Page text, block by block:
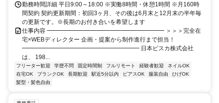
勤務時間詳細 平日9:00～18:00 ※実働8時間・休憩1時間 ※月160時
間契約 契約更新期間：初回3ヶ月、その後は6月末と12月末の半年毎
の更新です。※長期のお付き合いを希望します
仕事内容 ━━━━━━━━━━━━━━━━━━━━ ＞＞＞完全在
宅×WEBディレクター 企画・提案から制作進行まで担当！
━━━━━━━━━━━━━━━━━━━━ 日本ビスカ株式会社
は、 198...
フリーター歓迎 学歴不問 固定時間制 フルリモート 経験者歓迎
ネイルOK
在宅OK
ブランクOK 長期歓迎 駅近5分以内 ピアスOK 服装自由
ひげOK
髪型・髪色自由